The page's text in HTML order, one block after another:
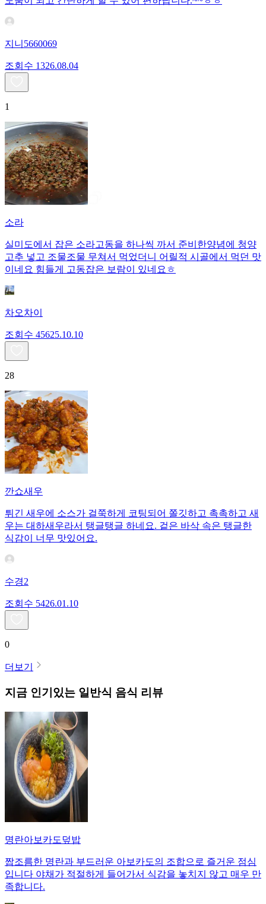
지니5660069
조회수 1326.08.04
1
소라
실미도에서 잡은 소라고동을 하나씩 까서 준비한양념에 청양
고추 넣고 조물조물 무쳐서 먹었더니 어릴적 시골에서 먹던 맛
이네요 힘들게 고동잡은 보람이 있네요ㅎ
차오차이
조회수 45625.10.10
28
깐쇼새우
튀긴 새우에 소스가 걸쭉하게 코팅되어 쫄깃하고 촉촉하고 새
우는 대하새우라서 탱글탱글 하네요. 겉은 바삭 속은 탱글한
식감이 너무 맛있어요.
수경2
조회수 5426.01.10
0
더보기
지금 인기있는 일반식 음식 리뷰
명란아보카도덮밥
짭조름한 명란과 부드러운 아보카도의 조합으로 즐거운 점심
입니다 야채가 적절하게 들어가서 식감을 놓치지 않고 매우 만
족합니다.